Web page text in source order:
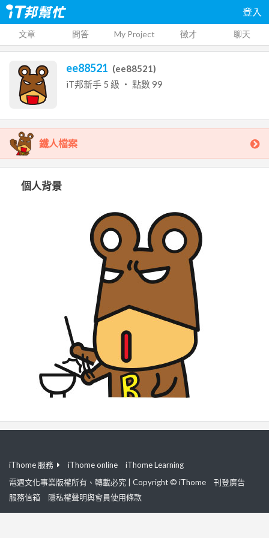
登入
文章 問答 My Project 徵才 聊天
ee88521 (ee88521)
iT邦新手 5 級 ‧ 點數99
鐵人檔案
個人背景
iThome 服務 iThome online
iThome Learning
電週文化事業版權所有、轉載必究 | Copyright © iThome
刊登廣告
服務信箱
隱私權聲明與會員使用條款